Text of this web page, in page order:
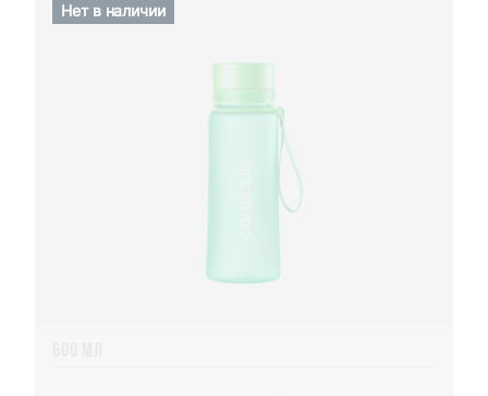
Нет в наличии